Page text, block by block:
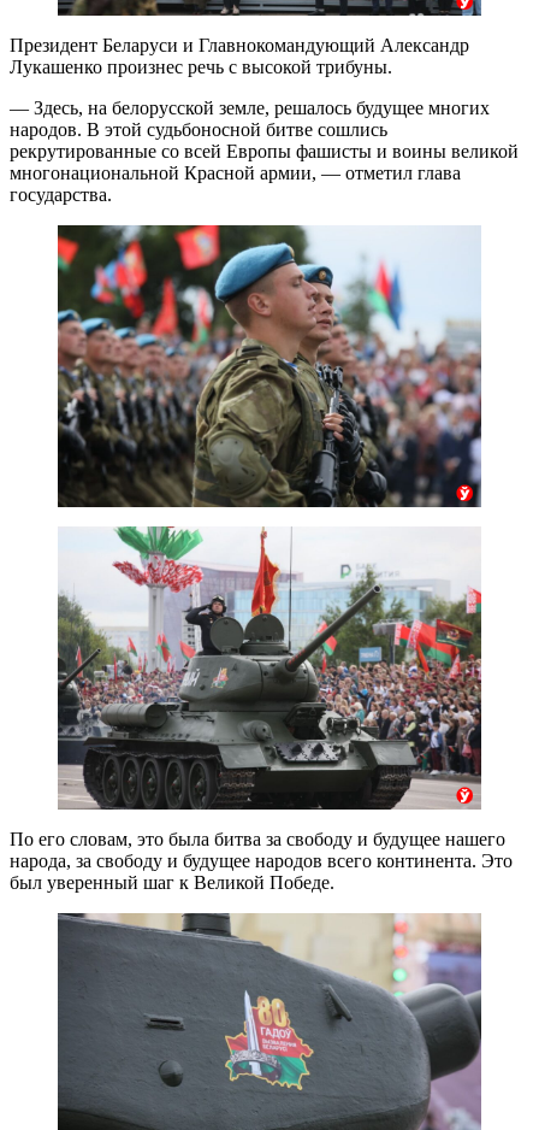
Президент Беларуси и Главнокомандующий Александр
Лукашенко произнес речь с высокой трибуны.
— Здесь, на белорусской земле, решалось будущее многих
народов. В этой судьбоносной битве сошлись
рекрутированные со всей Европы фашисты и воины великой
многонациональной Красной армии, — отметил глава
государства.
По его словам, это была битва за свободу и будущее нашего
народа, за свободу и будущее народов всего континента. Это
был уверенный шаг к Великой Победе.